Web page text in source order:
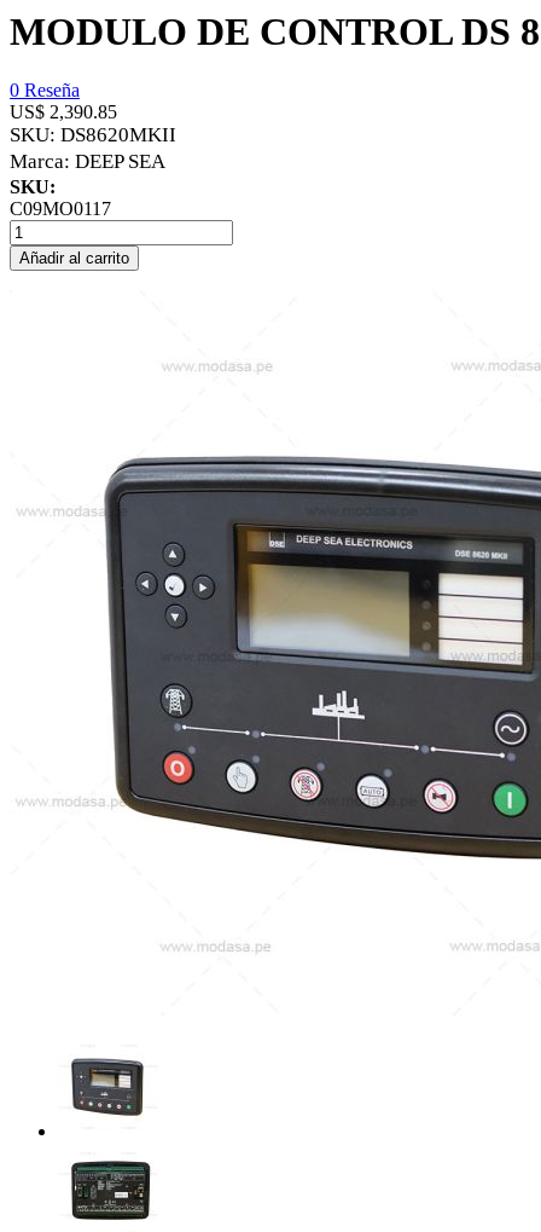
MODULO DE CONTROL DS
0 Reseña
US$ 2,390.85
SKU: DS8620MKII
Marca: DEEP SEA
SKU:
C09MO0117
Añadir al carrito